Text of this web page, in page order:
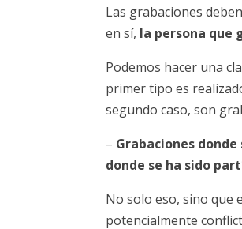
Las grabaciones
en sí, la persona que
Podemos hacer una
primer tipo es
segundo caso, son
– Grabaciones
donde se ha sido
No solo eso, sino que
potencialmente